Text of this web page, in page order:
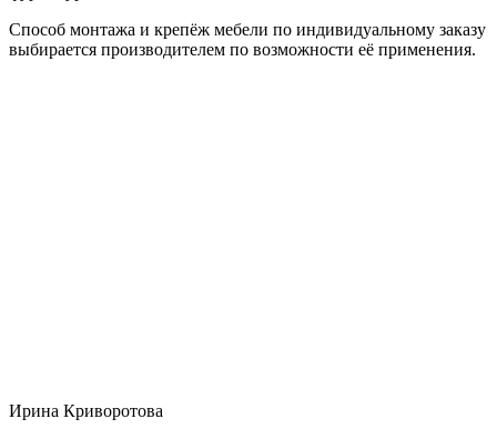
Способ монтажа и крепёж мебели по индивидуальному заказу
выбирается производителем по возможности её применения.
Ирина Криворотова